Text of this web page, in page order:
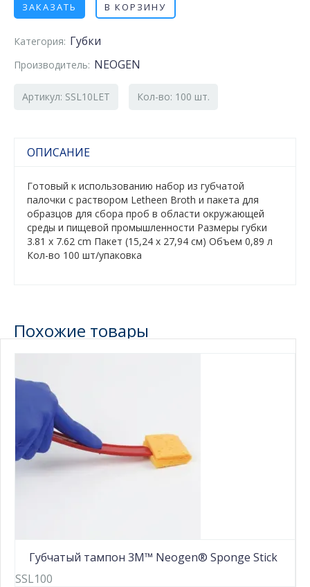
ЗАКАЗАТЬ В КОРЗИНУ
Категория: Губки
Производитель: NEOGEN
Артикул: SSL10LET Кол-во: 100 шт.
ОПИСАНИЕ
Готовый к использованию набор из губчатой
палочки с раствором Letheen Broth и пакета для
образцов для сбора проб в области окружающей
среды и пищевой промышленности Размеры губки
3.81 x 7.62 cm Пакет (15,24 x 27,94 см) Объем 0,89 л
Кол-во 100 шт/упаковка
Похожие товары
Губчатый тампон 3M™ Neogen® Sponge Stick
SSL100